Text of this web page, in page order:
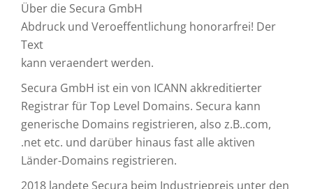
Über die Secura GmbH
Abdruck und Veroeffentlichung honorarfrei! Der
Text
kann veraendert werden.
Secura GmbH ist ein von ICANN akkreditierter
Registrar für Top Level Domains. Secura kann
generische Domains registrieren, also z.B..com,
.net etc. und darüber hinaus fast alle aktiven
Länder-Domains registrieren.
2018 landete Secura beim Industriepreis unter den